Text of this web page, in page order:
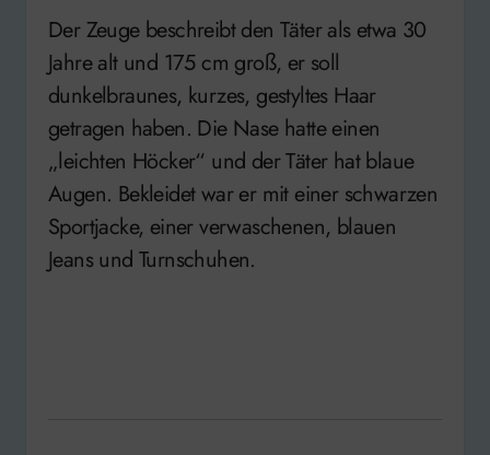
Der Zeuge beschreibt den Täter als etwa 30
Jahre alt und 175 cm groß, er soll
dunkelbraunes, kurzes, gestyltes Haar
getragen haben. Die Nase hatte einen
„leichten Höcker“ und der Täter hat blaue
Augen. Bekleidet war er mit einer schwarzen
Sportjacke, einer verwaschenen, blauen
Jeans und Turnschuhen.